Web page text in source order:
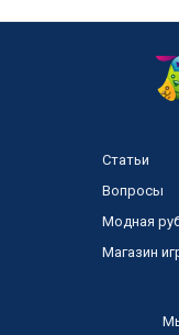
Статьи
Вопросы
Модная
Магазин